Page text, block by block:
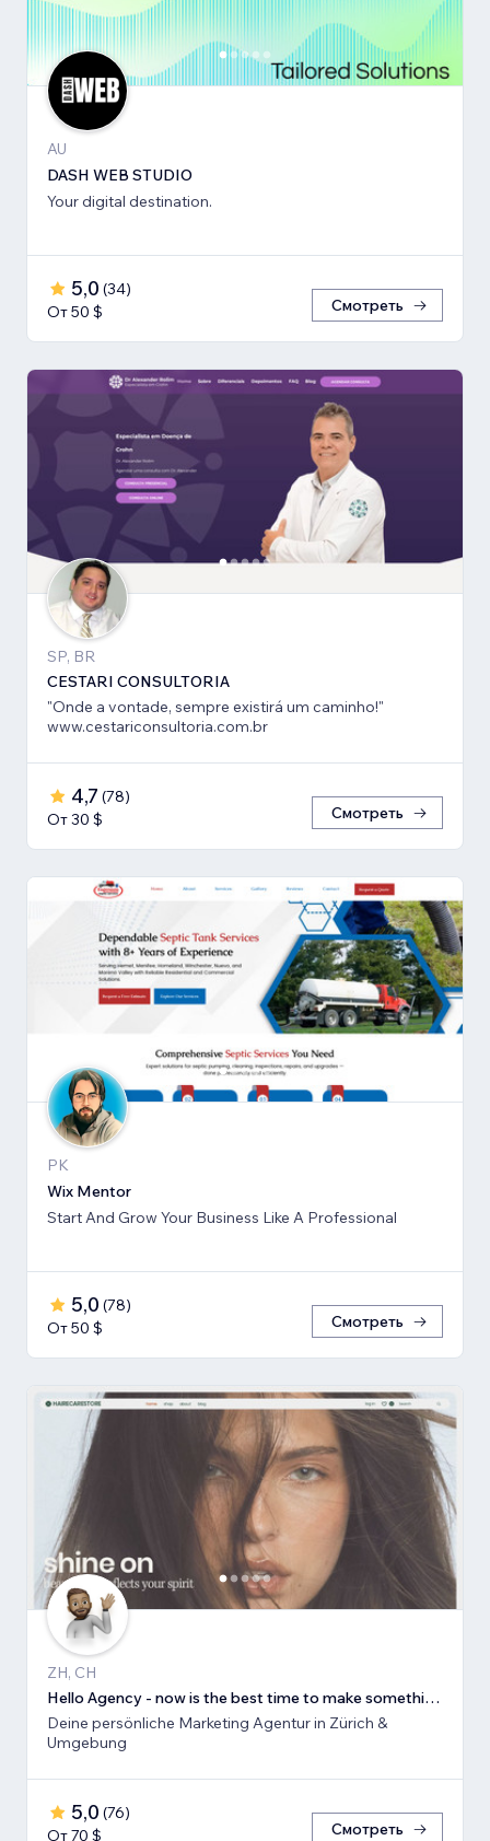
AU
DASH WEB STUDIO
Your digital destination.
5,0 (34)
От 50 $
Смотреть
SP, BR
CESTARI CONSULTORIA
"Onde a vontade, sempre existirá um caminho!"
www.cestariconsultoria.com.br
4,7 (78)
От 30 $
Смотреть
PK
Wix Mentor
Start And Grow Your Business Like A Professional
5,0 (78)
От 50 $
Смотреть
ZH, CH
Hello Agency - now is the best time to make something new!
Deine persönliche Marketing Agentur in Zürich &
Umgebung
5,0 (76)
От 70 $
Смотреть